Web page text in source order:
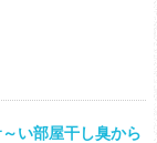
い部屋干し臭から